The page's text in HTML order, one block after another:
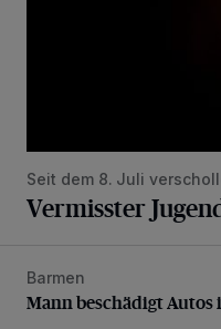
Seit dem 8. Juli
Vermisster
Mann beschädigt Autos
Barmen
Mann beschädigt Autos